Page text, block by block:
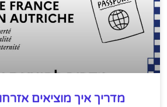
מדריך איך מוציאים